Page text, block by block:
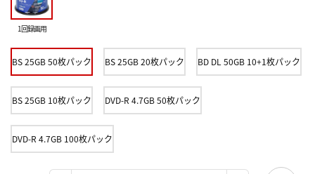
1回録画用
BS 25GB 50枚パック BS 25GB 20枚パック BD DL 50GB 10+1枚パック
BS 25GB 10枚パック DVD-R 4.7GB 50枚パック
DVD-R 4.7GB 100枚パック